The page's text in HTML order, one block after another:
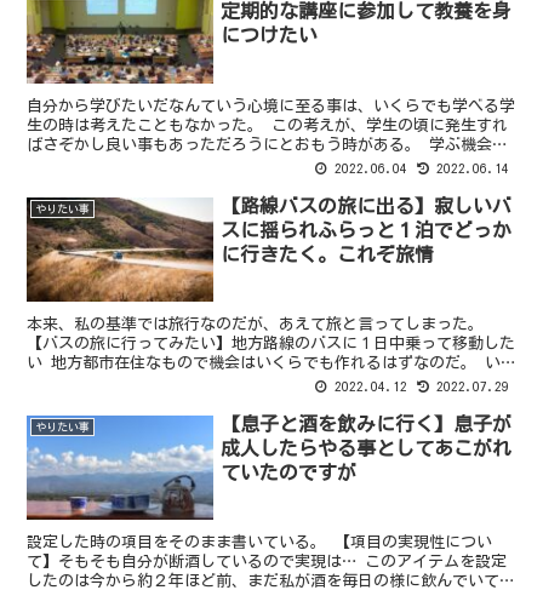
定期的な講座に参加して教養を身
につけたい
自分から学びたいだなんていう心境に至る事は、いくらでも学べる学
生の時は考えたこともなかった。 この考えが、学生の頃に発生すれ
ばさぞかし良い事もあっただろうにとおもう時がある。 学ぶ機会が
ない時には学びたがる。 人はないものねだりで、ままなら...
2022.06.04 2022.06.14
やりたい事
【路線バスの旅に出る】寂しいバ
スに揺られふらっと１泊でどっか
に行きたく。これぞ旅情
本来、私の基準では旅行なのだが、あえて旅と言ってしまった。
【バスの旅に行ってみたい】地方路線のバスに１日中乗って移動した
い 地方都市在住なもので機会はいくらでも作れるはずなのだ。 い
つかさびれたバスに乗って山道をがたがた乗ってどこかに行く...
2022.04.12 2022.07.29
やりたい事
【息子と酒を飲みに行く】息子が
成人したらやる事としてあこがれ
ていたのですが
設定した時の項目をそのまま書いている。 【項目の実現性につい
て】そもそも自分が断酒しているので実現は… このアイテムを設定
したのは今から約２年ほど前、まだ私が酒を毎日の様に飲んでいて、